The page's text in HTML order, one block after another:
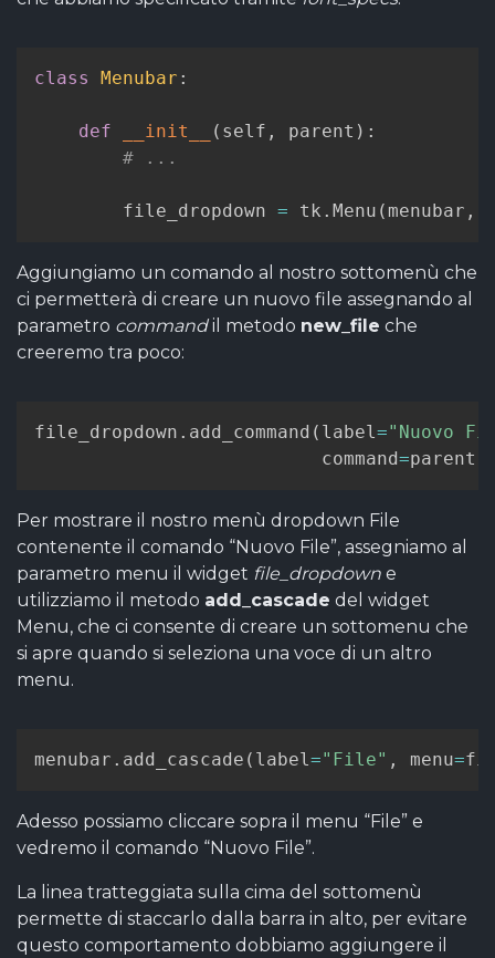
class Menubar :
def __init__ ( self , parent ) :
# ...
        file_dropdown
= tk . Menu ( menubar ,
Aggiungiamo un comando al nostro sottomenù che
ci permetterà di creare un nuovo file assegnando al
parametro commandil metodo new_file che
creeremo tra poco:
file_dropdown . add_command ( label="Nuovo
                          command
=parent
Per mostrare il nostro menù dropdown File
contenente il comando “Nuovo File”, assegniamo al
parametro menu il widget file_dropdown e
utilizziamo il metodo add_cascade del widget
Menu, che ci consente di creare un sottomenu che
si apre quando si seleziona una voce di un altro
menu.
menubar . add_cascade ( label="File" , menu=
Adesso possiamo cliccare sopra il menu “File” e
vedremo il comando “Nuovo File”.
La linea tratteggiata sulla cima del sottomenù
permette di staccarlo dalla barra in alto, per evitare
questo comportamento dobbiamo aggiungere il